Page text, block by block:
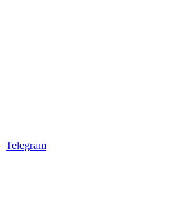
Telegram